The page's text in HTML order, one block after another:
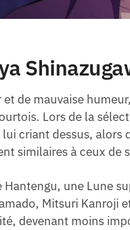
de mauvaise
Lors de la
criant dessus,
similaires à ceux de
une Lune
Mitsuri Kanroji
devenant moins